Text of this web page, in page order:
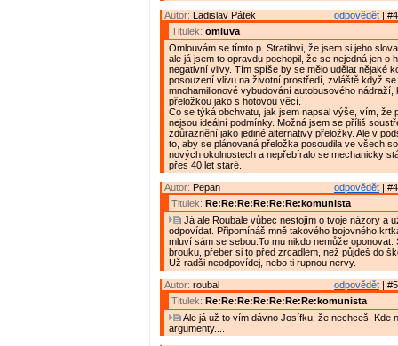
odpovědět |
Autor: Ladislav Pátek
Titulek: omluva
Omlouvám se tímto p. Stratilovi, že jsem si jeho
ale já jsem to opravdu pochopil, že se nejedná jen o
negativní vlivy. Tím spíše by se mělo udělat nějaké
posouzení vlivu na životní prostředí, zvláště když se
mnohamilionové vybudování autobusového nádraží,
přeložkou jako s hotovou věcí.
Co se týká obchvatu, jak jsem napsal výše, vím, že
nejsou ideální podmínky. Možná jsem se příliš
zdůraznění jako jediné alternativy přeložky. Ale v
to, aby se plánovaná přeložka posoudila ve všech
nových okolnostech a nepřebíralo se mechanicky
přes 40 let staré.
odpovědět |
Autor: Pepan
Titulek: Re:Re:Re:Re:Re:Re:komunista
Já ale Roubale vůbec nestojím o tvoje názory a
odpovídat. Připomínáš mně takového bojovného
mluví sám se sebou.To mu nikdo nemůže oponovat.
brouku, přeber si to před zrcadlem, než půjdeš do
Už radši neodpovídej, nebo ti rupnou nervy.
odpovědět |
Autor: roubal
Titulek: Re:Re:Re:Re:Re:Re:Re:komunista
Ale já už to vím dávno Josífku, že nechceš. Kde
argumenty....